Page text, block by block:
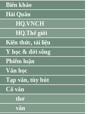
Biên khảo
Hải Quân
HQ.VNCH
HQ.Thế giới
Kiến thức, tài liệu
Y học & đời sống
Phiếm luận
Văn học
Tạp văn, tùy bút
Cổ văn
thơ
văn